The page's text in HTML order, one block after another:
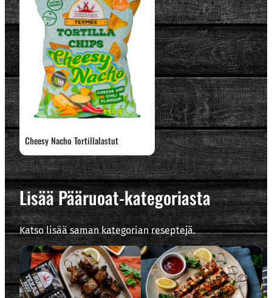
Cheesy Nacho Tortillalastut
Lisää Pääruoat-kategoriasta
Katso lisää saman kategorian reseptejä.